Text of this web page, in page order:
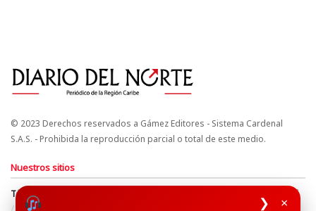
❯ ×
© 2023 Derechos reservados a Gámez Editores - Sistema Cardenal
S.A.S. - Prohibida la reproducción parcial o total de este medio.
Nuestros sitios
Términos y Condiciones
Derechos de Autor y Propiedad Intelectual